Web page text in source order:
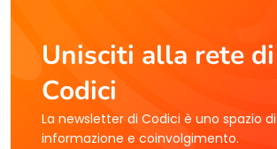
Unisciti alla rete di
Codici
La newsletter di Codici è uno spazio di
informazione e coinvolgimento.